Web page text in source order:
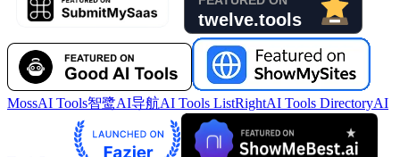
MossAI Tools智鹭AI导航AI Tools ListRightAI Tools DirectoryAI